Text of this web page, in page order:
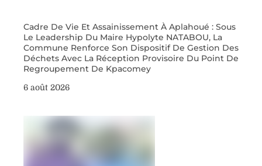
Cadre De Vie Et Assainissement À Aplahoué : Sous
Le Leadership Du Maire Hypolyte NATABOU, La
Commune Renforce Son Dispositif De Gestion Des
Déchets Avec La Réception Provisoire Du Point De
Regroupement De Kpacomey
6 août 2026